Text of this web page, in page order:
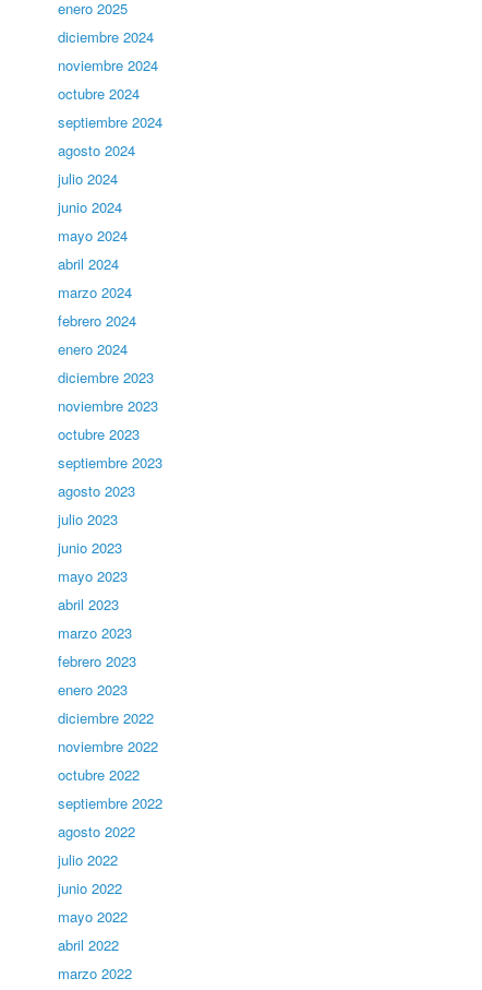
enero 2025
diciembre 2024
noviembre 2024
octubre 2024
septiembre 2024
agosto 2024
julio 2024
junio 2024
mayo 2024
abril 2024
marzo 2024
febrero 2024
enero 2024
diciembre 2023
noviembre 2023
octubre 2023
septiembre 2023
agosto 2023
julio 2023
junio 2023
mayo 2023
abril 2023
marzo 2023
febrero 2023
enero 2023
diciembre 2022
noviembre 2022
octubre 2022
septiembre 2022
agosto 2022
julio 2022
junio 2022
mayo 2022
abril 2022
marzo 2022